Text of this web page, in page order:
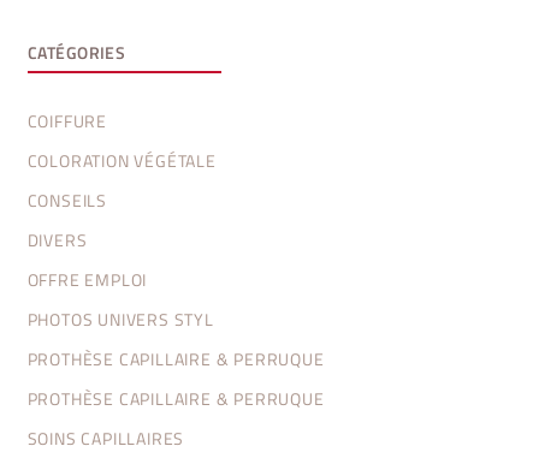
CATÉGORIES
COIFFURE
COLORATION VÉGÉTALE
CONSEILS
DIVERS
OFFRE EMPLOI
PHOTOS UNIVERS STYL
PROTHÈSE CAPILLAIRE & PERRUQUE
PROTHÈSE CAPILLAIRE & PERRUQUE
SOINS CAPILLAIRES